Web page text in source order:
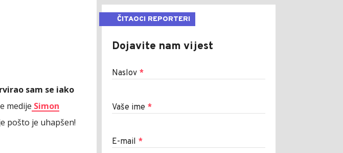
sam se iako
medije Simon
pošto je uhapšen!
ČITAOCI REPORTERI
Dojavite nam vijest
Naslov *
Vaše ime *
E-mail *